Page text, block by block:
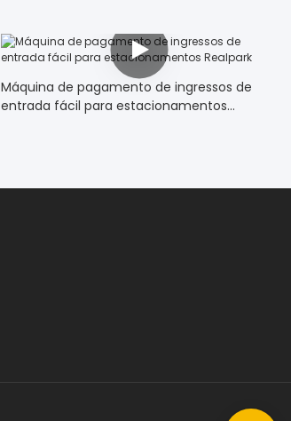
Máquina de pagamento de ingressos de
entrada fácil para estacionamentos